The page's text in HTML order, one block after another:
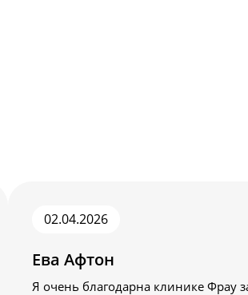
02.04.2026
Ева Афтон
Я очень благодарна клинике Фрау